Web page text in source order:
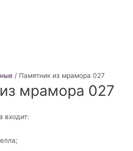
/ Памятник из мрамора 027
мрамора 027
входит: